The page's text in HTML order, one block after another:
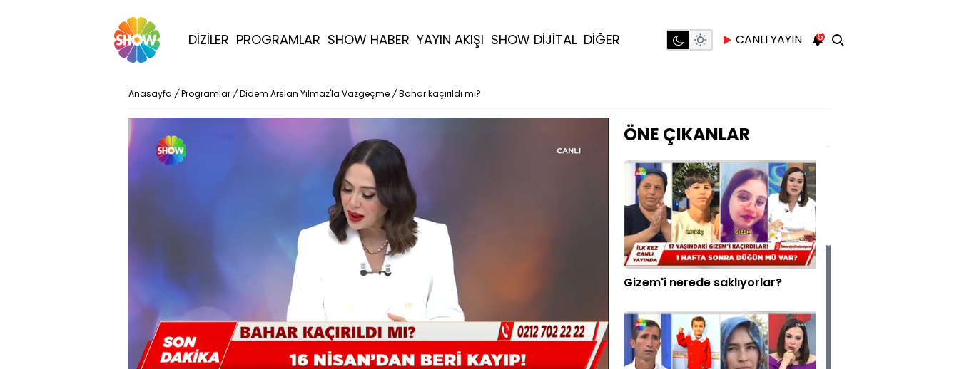
DİZİLER PROGRAMLAR SHOW HABER YAYIN AKIŞI SHOW DİJİTAL DİĞER CANLI YAYIN 5
Anasayfa / Programlar / Didem Arslan Yılmaz'la Vazgeçme / Bahar kaçırıldı mı?
Yüklendi:
8.01%
ÖNE ÇIKANLAR
Gizem'i nerede saklıyorlar?